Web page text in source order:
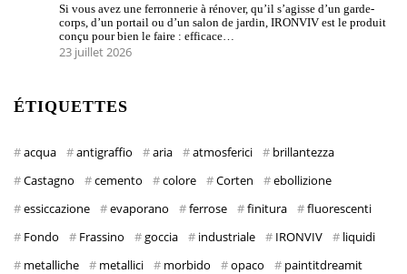
Si vous avez une ferronnerie à rénover, qu’il s’agisse d’un garde-
corps, d’un portail ou d’un salon de jardin, IRONVIV est le produit
conçu pour bien le faire : efficace…
23 juillet 2026
ÉTIQUETTES
acqua antigraffio aria atmosferici
brillantezza
Castagno
cemento colore Corten
ebollizione
essiccazione
evaporano ferrose finitura
fluorescenti
Fondo
Frassino goccia industriale IRONVIV
liquidi
metalliche
metallici morbido opaco
paintitdreamit